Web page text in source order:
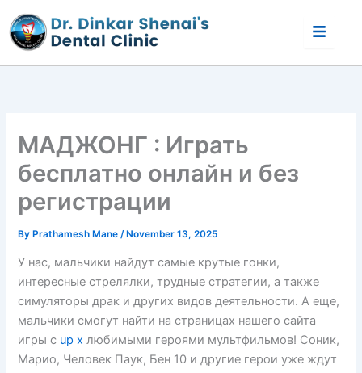
to
content
МАДЖОНГ : Играть
бесплатно онлайн и без
регистрации
ByPrathamesh Mane/November 13, 2025
У нас, мальчики найдут самые крутые гонки,
интересные стрелялки, трудные стратегии, а также
симуляторы драк и других видов деятельности. А еще,
мальчики смогут найти на страницах нашего сайта
игры с up x любимыми героями мультфильмов! Соник,
Марио, Человек Паук, Бен 10 и другие герои уже ждут